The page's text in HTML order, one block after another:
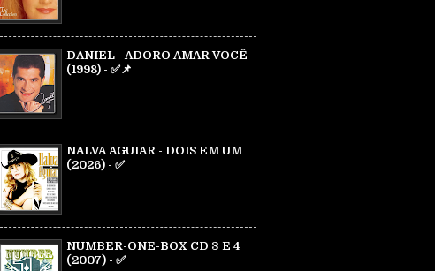
DANIEL - ADORO AMAR VOCÊ
(1998) - ✅📌
NALVA AGUIAR - DOIS EM UM
(2026) - ✅
NUMBER-ONE-BOX CD 3 E 4
(2007) - ✅